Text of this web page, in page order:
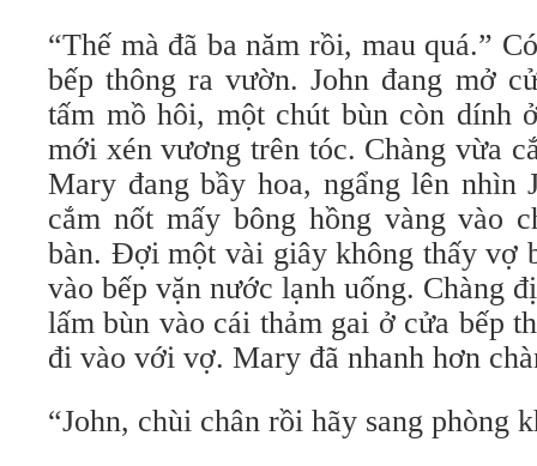
“Thế mà đã ba năm rồi, mau quá.”
bếp thông ra vườn. John đang mở
tấm mồ hôi, một chút bùn còn dính
mới xén vương trên tóc. Chàng vừa
Mary đang bầy hoa, ngẩng lên nhìn
cắm nốt mấy bông hồng vàng vào
bàn. Đợi một vài giây không thấy vợ
vào bếp vặn nước lạnh uống. Chàng
lấm bùn vào cái thảm gai ở cửa bếp
đi vào với vợ. Mary đã nhanh hơn
“John, chùi chân rồi hãy sang phòng